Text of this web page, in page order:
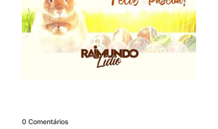
0 Comentários